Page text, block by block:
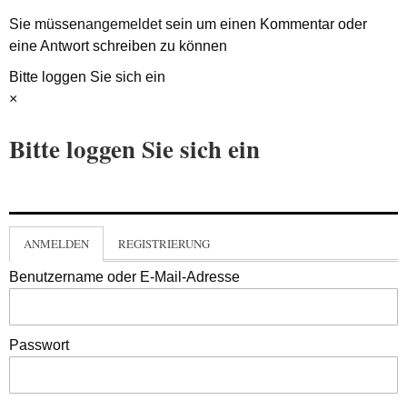
Sie müssenangemeldetsein um einen Kommentar oder
eine Antwort schreiben zu können
Bitte loggen Sie sich ein
×
Bitte loggen Sie sich ein
ANMELDEN REGISTRIERUNG
Benutzername oder E-Mail-Adresse
Passwort